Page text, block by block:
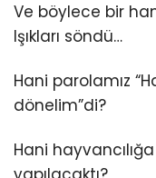
Ve böylece bir
Işıkları söndü…
Hani parolamız
dönelim”di?
Hani